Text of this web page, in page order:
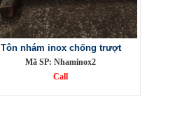
Tôn nhám inox chống trượt
Mã SP: Nhaminox2
Call